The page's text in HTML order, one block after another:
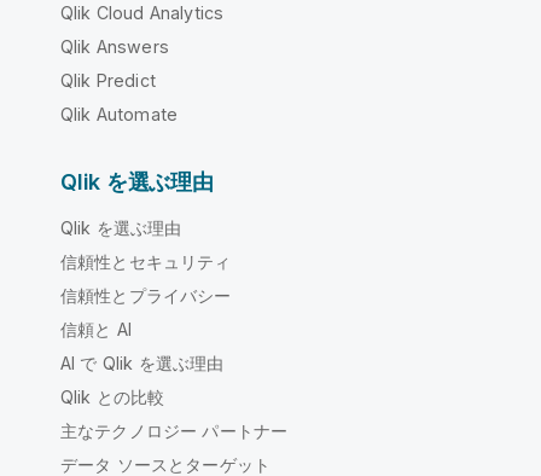
Qlik Cloud Analytics
Qlik Answers
Qlik Predict
Qlik Automate
Qlik を選ぶ理由
Qlik を選ぶ理由
信頼性とセキュリティ
信頼性とプライバシー
信頼と AI
AI で Qlik を選ぶ理由
Qlik との比較
主なテクノロジー パートナー
データ ソースとターゲット